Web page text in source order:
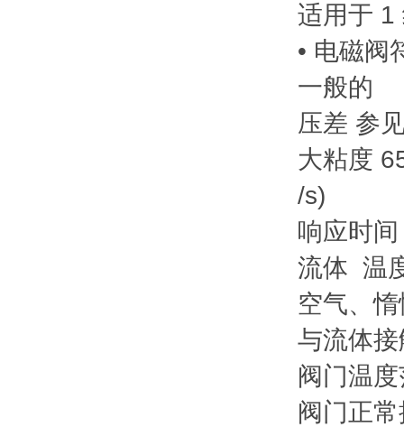
适用于 1
• 电磁阀
一般的
压差 参
大粘度
/s)
响应时
流体 温
空气、
与流体
阀门温
阀门正